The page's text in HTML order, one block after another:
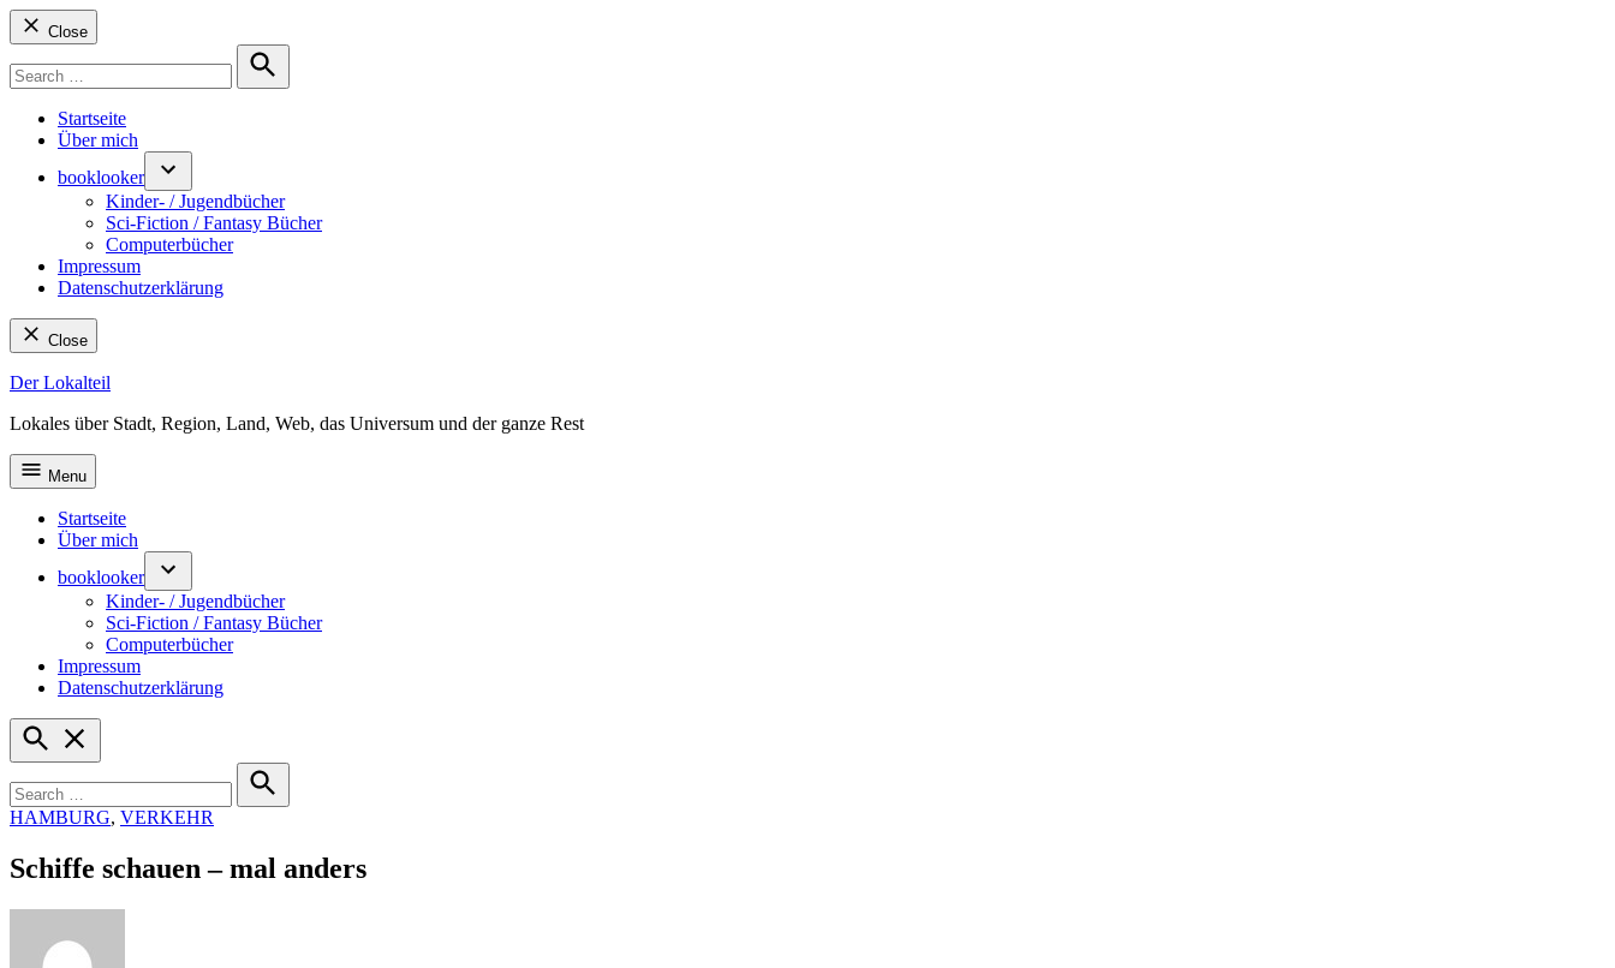
Close
for:
Search
Startseite
Über mich
booklooker
Kinder- / Jugendbücher
Sci-Fiction / Fantasy Bücher
Computerbücher
Impressum
Datenschutzerklärung
Close
Skip
content
Der Lokalteil
Lokales über Stadt, Region, Land, Web, das Universum und der ganze Rest
Menu
Startseite
Über mich
booklooker
Kinder- / Jugendbücher
Sci-Fiction / Fantasy Bücher
Computerbücher
Impressum
Datenschutzerklärung
Open
Search
for:
Search
POSTED
HAMBURG, VERKEHR
Schiffe schauen – mal anders